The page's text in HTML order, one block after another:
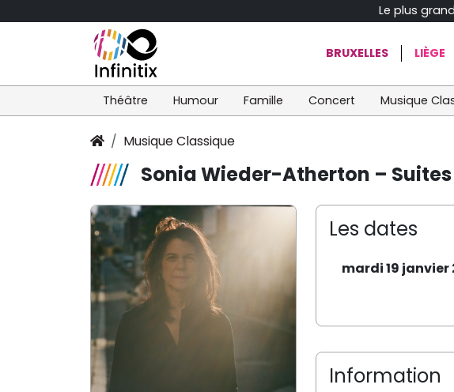
Le plus
BRUXELLES LIÈGE
Théâtre Humour Famille Concert Musique
Musique Classique
Sonia Wieder-Atherton –
Les dates
mardi 19 janvier
Information